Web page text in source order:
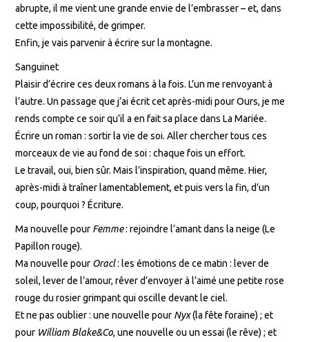
abrupte, il me vient une grande envie de l’embrasser – et, dans
cette impossibilité, de grimper.
Enfin, je vais parvenir à écrire sur la montagne.
Sanguinet
Plaisir d’écrire ces deux romans à la fois. L’un me renvoyant à
l’autre. Un passage que j’ai écrit cet après-midi pour Ours, je me
rends compte ce soir qu’il a en fait sa place dans La Mariée.
Écrire un roman : sortir la vie de soi. Aller chercher tous ces
morceaux de vie au fond de soi : chaque fois un effort.
Le travail, oui, bien sûr. Mais l’inspiration, quand même. Hier,
après-midi à traîner lamentablement, et puis vers la fin, d’un
coup, pourquoi ? Écriture.
Ma nouvelle pour Femme: rejoindre l’amant dans la neige (Le
Papillon rouge).
Ma nouvelle pour Oracl: les émotions de ce matin : lever de
soleil, lever de l’amour, rêver d’envoyer à l’aimé une petite rose
rouge du rosier grimpant qui oscille devant le ciel.
Et ne pas oublier : une nouvelle pour Nyx(la fête foraine) ; et
pour William Blake&Co, une nouvelle ou un essai (le rêve) ; et